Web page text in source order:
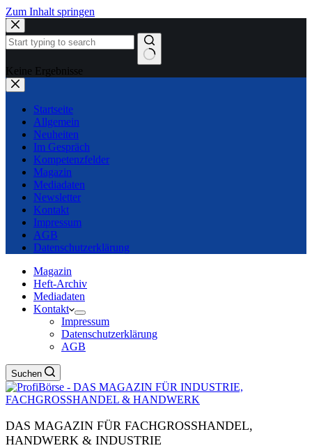
Zum Inhalt springen
Keine Ergebnisse
Startseite
Allgemein
Neuheiten
Im Gespräch
Kompetenzfelder
Magazin
Mediadaten
Newsletter
Kontakt
Impressum
AGB
Datenschutzerklärung
Magazin
Heft-Archiv
Mediadaten
Kontakt
Impressum
Datenschutzerklärung
AGB
Suchen
DAS MAGAZIN FÜR FACHGROSSHANDEL,
HANDWERK & INDUSTRIE